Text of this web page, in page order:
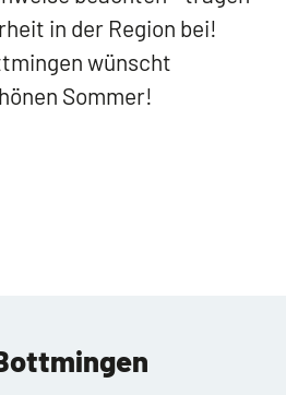
in der Region bei!
wünscht
Sommer!